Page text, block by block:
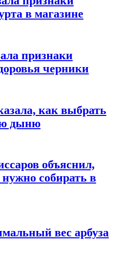
в магазине
признаки
черники
как выбрать
дыню
объяснил,
собирать в
вес арбуза